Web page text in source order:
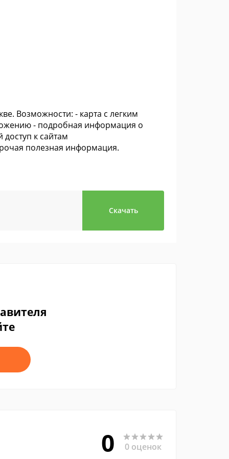
Возможности: - карта с легким
- подробная информация о
к сайтам
полезная информация.
Скачать
0 0 оценок